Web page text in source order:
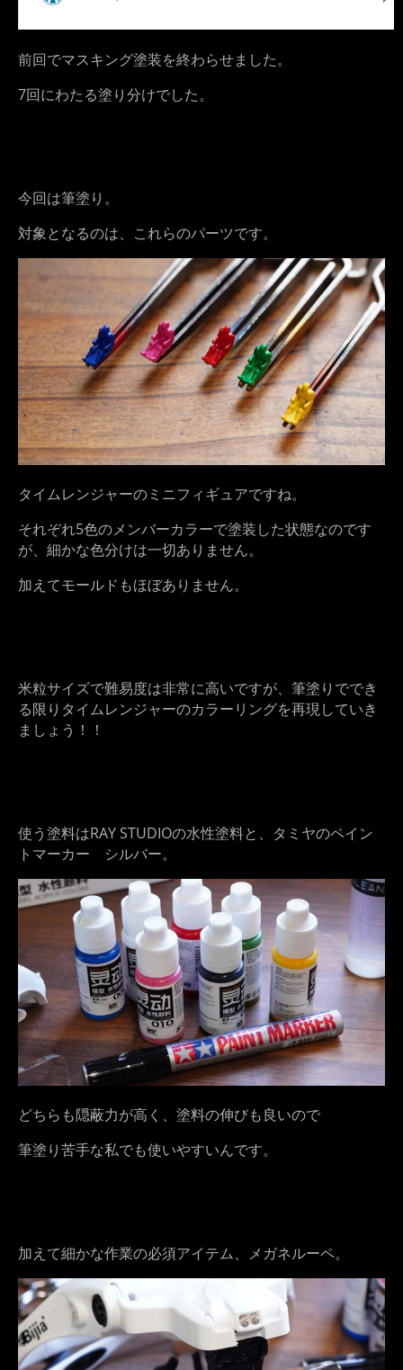
前回でマスキング塗装を終わらせました。
7回にわたる塗り分けでした。
今回は筆塗り。
対象となるのは、これらのパーツです。
タイムレンジャーのミニフィギュアですね。
それぞれ5色のメンバーカラーで塗装した状態なのです
が、細かな色分けは一切ありません。
加えてモールドもほぼありません。
米粒サイズで難易度は非常に高いですが、筆塗りででき
る限りタイムレンジャーのカラーリングを再現していき
ましょう！！
使う塗料はRAY STUDIOの水性塗料と、タミヤのペイン
トマーカー シルバー。
どちらも隠蔽力が高く、塗料の伸びも良いので
筆塗り苦手な私でも使いやすいんです。
加えて細かな作業の必須アイテム、メガネルーペ。